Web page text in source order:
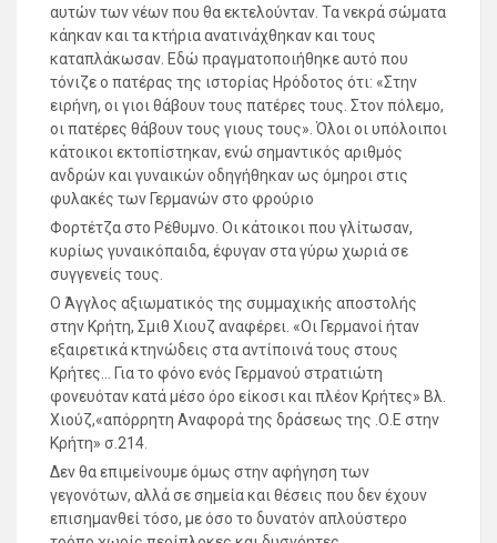
αυτών των νέων που θα εκτελούνταν. Τα νεκρά σώματα
κάηκαν και τα κτήρια ανατινάχθηκαν και τους
καταπλάκωσαν. Εδώ πραγματοποιήθηκε αυτό που
τόνιζε ο πατέρας της ιστορίας Ηρόδοτος ότι: «Στην
ειρήνη, οι γιοι θάβουν τους πατέρες τους. Στον πόλεμο,
οι πατέρες θάβουν τους γιους τους». Όλοι οι υπόλοιποι
κάτοικοι εκτοπίστηκαν, ενώ σημαντικός αριθμός
ανδρών και γυναικών οδηγήθηκαν ως όμηροι στις
φυλακές των Γερμανών στο φρούριο
Φορτέτζα στο Ρέθυμνο. Οι κάτοικοι που γλίτωσαν,
κυρίως γυναικόπαιδα, έφυγαν στα γύρω χωριά σε
συγγενείς τους.
Ο Άγγλος αξιωματικός της συμμαχικής αποστολής
στην Κρήτη, Σμιθ Χιουζ αναφέρει. «Οι Γερμανοί ήταν
εξαιρετικά κτηνώδεις στα αντίποινά τους στους
Κρήτες… Για το φόνο ενός Γερμανού στρατιώτη
φονευόταν κατά μέσο όρο είκοσι και πλέον Κρήτες» Βλ.
Χιούζ,«απόρρητη Αναφορά της δράσεως της .Ο.Ε στην
Κρήτη» σ.214.
Δεν θα επιμείνουμε όμως στην αφήγηση των
γεγονότων, αλλά σε σημεία και θέσεις που δεν έχουν
επισημανθεί τόσο, με όσο το δυνατόν απλούστερο